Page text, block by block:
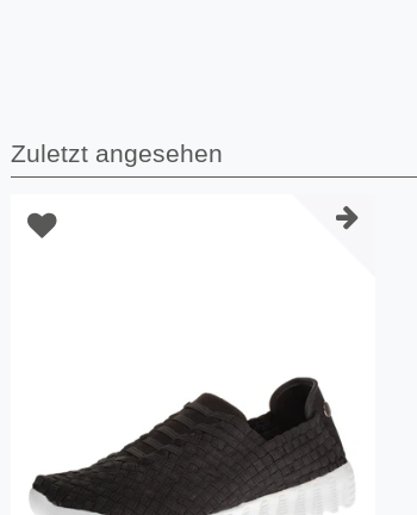
Zuletzt angesehen